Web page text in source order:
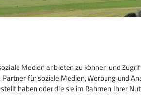
Medien anbieten zu können und
für soziale Medien, Werbung und
haben oder die sie im Rahmen Ihrer